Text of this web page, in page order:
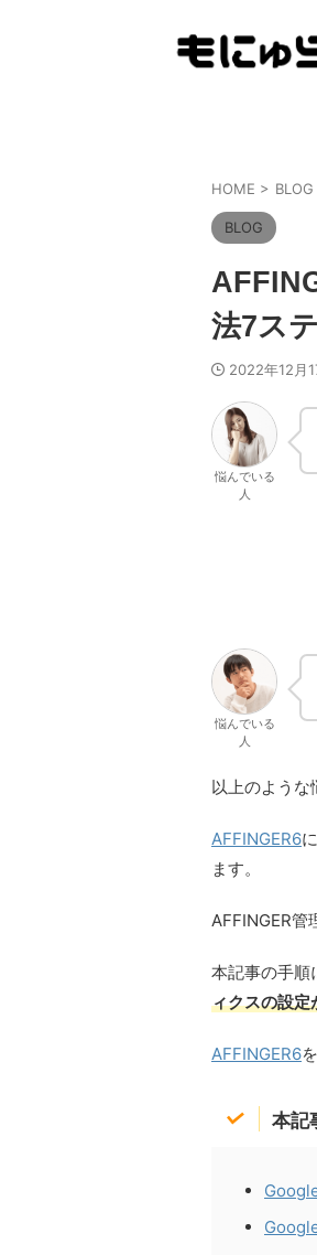
HOME > BLOG
BLOG
法7ス
2022年12月
悩んでいる
人
悩んでいる
人
以上のような
AFFINGER6
ます。
AFFINGER管
本記事の手順
ィクスの設定
AFFINGER6
本記